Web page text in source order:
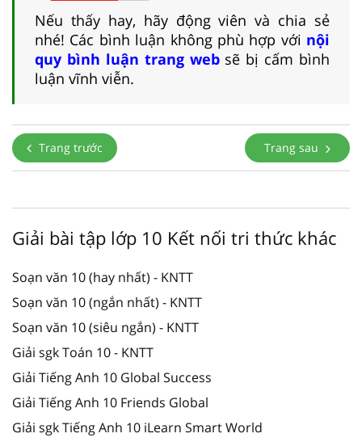
Nếu thấy hay, hãy động viên và chia sẻ
nhé! Các bình luận không phù hợp với nội
quy bình luận trang websẽ bị cấm bình
luận vĩnh viễn.
Trang trước Trang sau
Giải bài tập lớp 10 Kết nối tri thức khác
Soạn văn 10 (hay nhất) - KNTT
Soạn văn 10 (ngắn nhất) - KNTT
Soạn văn 10 (siêu ngắn) - KNTT
Giải sgk Toán 10 - KNTT
Giải Tiếng Anh 10 Global Success
Giải Tiếng Anh 10 Friends Global
Giải sgk Tiếng Anh 10 iLearn Smart World